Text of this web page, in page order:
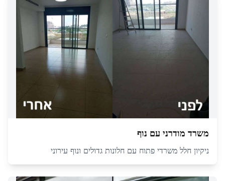
משרד מודרני עם נוף
ניקיון חלל משרדי פתוח עם חלונות גדולים ונוף עירוני